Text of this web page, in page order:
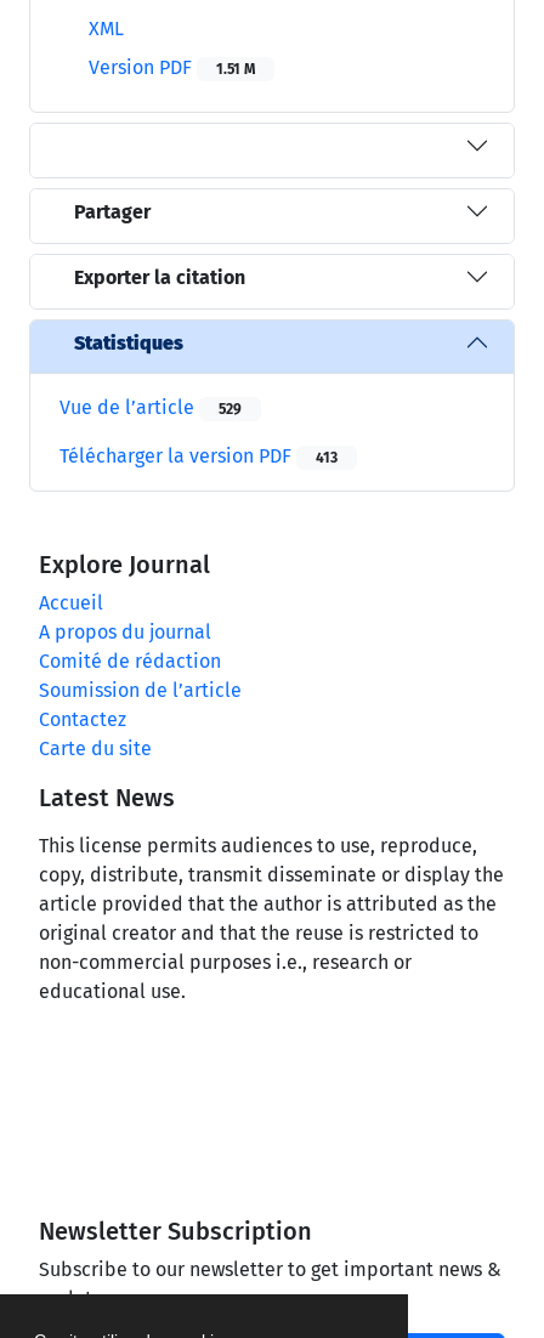
XML
Version PDF
1.51 M
Partager
Exporter la citation
Statistiques
Vue de l’article 529
Télécharger la version PDF 413
Explore Journal
Accueil
A propos du journal
Comité de rédaction
Soumission de l’article
Contactez
Carte du site
Latest News
This license permits audiences to use, reproduce,
copy, distribute, transmit disseminate or display the
article provided that the author is attributed as the
original creator and that the reuse is restricted to
non-commercial purposes i.e., research or
educational use.
Newsletter Subscription
Subscribe to our newsletter to get important news &
updates